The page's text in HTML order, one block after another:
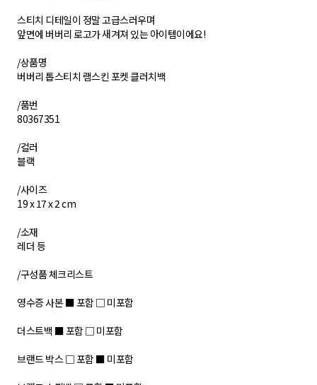
스티치 디테일이 정말 고급스러우며
앞면에 버버리 로고가 새겨져 있는 아이템이에요!
/상품명
버버리 톱스티치 램스킨 포켓 클러치백
/품번
80367351
/컬러
블랙
/사이즈
19 x 17 x 2 cm
/소재
레더 등
/구성품 체크리스트
영수증 사본 ■ 포함 □ 미포함
더스트백 ■ 포함 □ 미포함
브랜드 박스 □ 포함 ■ 미포함